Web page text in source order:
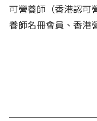
可營養師（香港認可
養師名冊會員、香港